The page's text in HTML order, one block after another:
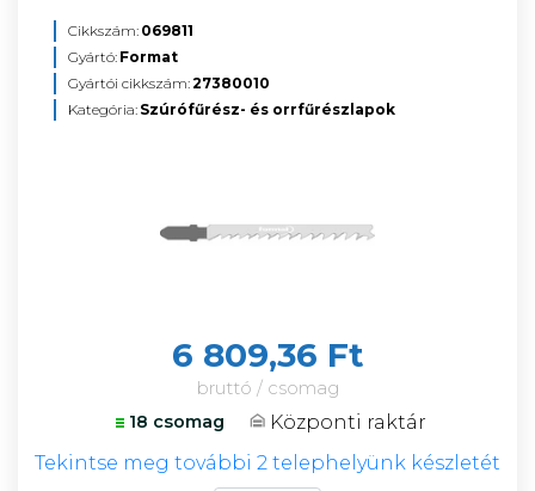
Cikkszám: 069811
Gyártó: Format
Gyártói cikkszám:27380010
Kategória: Szúrófűrész- és orrfűrészlapok
6 809,36 Ft
bruttó / csomag
18 csomag
Központi raktár
Tekintse meg további 2 telephelyünk készletét